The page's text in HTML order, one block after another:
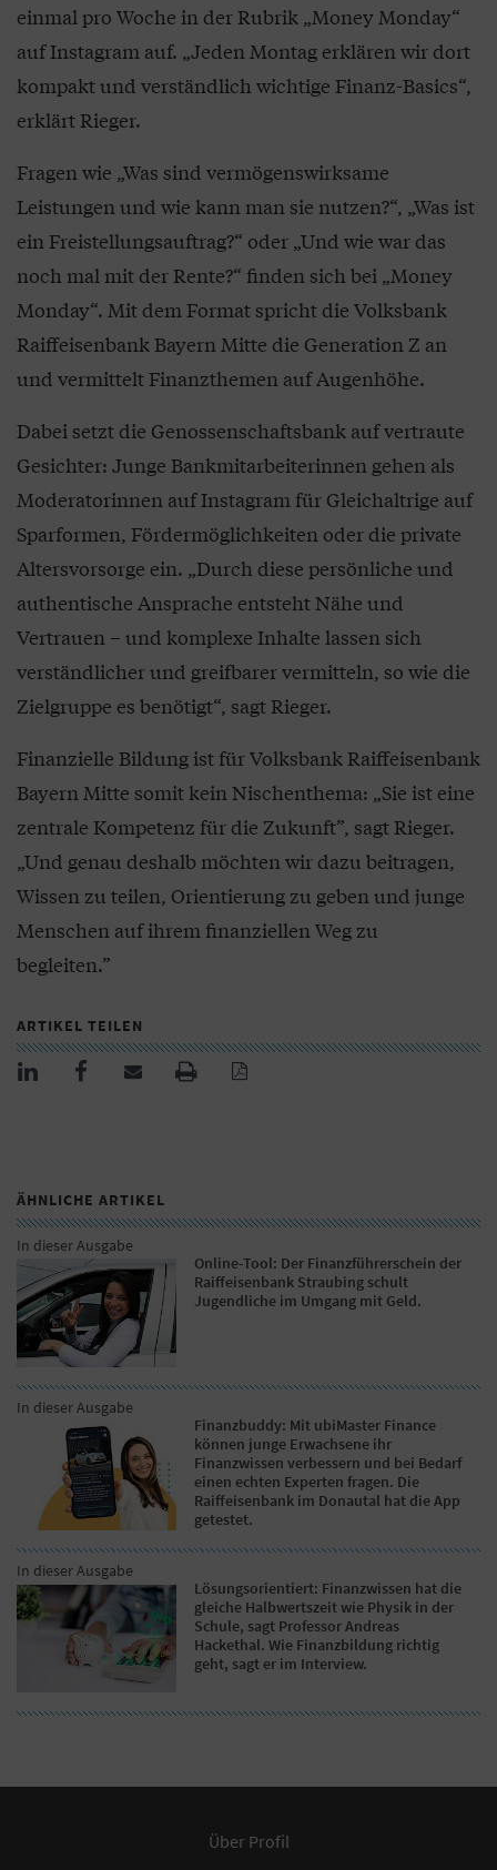
einmal pro Woche in der Rubrik „Money Monday“
auf Instagram auf. „Jeden Montag erklären wir dort
kompakt und verständlich wichtige Finanz-Basics“,
erklärt Rieger.
Fragen wie „Was sind vermögenswirksame
Leistungen und wie kann man sie nutzen?“, „Was ist
ein Freistellungsauftrag?“ oder „Und wie war das
noch mal mit der Rente?“ finden sich bei „Money
Monday“. Mit dem Format spricht die Volksbank
Raiffeisenbank Bayern Mitte die Generation Z an
und vermittelt Finanzthemen auf Augenhöhe.
Dabei setzt die Genossenschaftsbank auf vertraute
Gesichter: Junge Bankmitarbeiterinnen gehen als
Moderatorinnen auf Instagram für Gleichaltrige auf
Sparformen, Fördermöglichkeiten oder die private
Altersvorsorge ein. „Durch diese persönliche und
authentische Ansprache entsteht Nähe und
Vertrauen – und komplexe Inhalte lassen sich
verständlicher und greifbarer vermitteln, so wie die
Zielgruppe es benötigt“, sagt Rieger.
Finanzielle Bildung ist für Volksbank Raiffeisenbank
Bayern Mitte somit kein Nischenthema: „Sie ist eine
zentrale Kompetenz für die Zukunft”, sagt Rieger.
„Und genau deshalb möchten wir dazu beitragen,
Wissen zu teilen, Orientierung zu geben und junge
Menschen auf ihrem finanziellen Weg zu
begleiten.”
ARTIKEL TEILEN
ÄHNLICHE ARTIKEL
In dieser Ausgabe
Online-Tool: Der Finanzführerschein der
Raiffeisenbank Straubing schult
Jugendliche im Umgang mit Geld.
In dieser Ausgabe
Finanzbuddy: Mit ubiMaster Finance
können junge Erwachsene ihr
Finanzwissen verbessern und bei Bedarf
einen echten Experten fragen. Die
Raiffeisenbank im Donautal hat die App
getestet.
In dieser Ausgabe
Lösungsorientiert: Finanzwissen hat die
gleiche Halbwertszeit wie Physik in der
Schule, sagt Professor Andreas
Hackethal. Wie Finanzbildung richtig
geht, sagt er im Interview.
Über Profil